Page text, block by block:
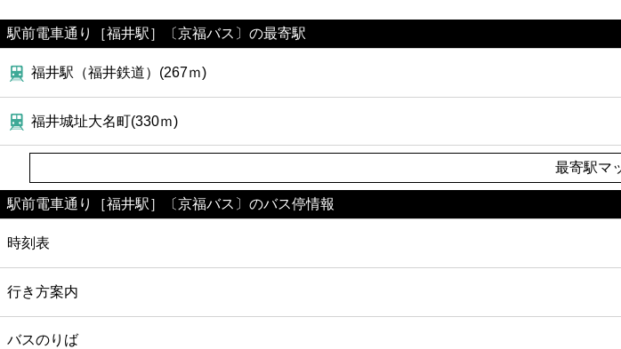
駅前電車通り［福井駅］〔京福バス〕の最寄駅
福井駅（福井鉄道）(267ｍ)
福井城址大名町(330ｍ)
最寄駅マ
駅前電車通り［福井駅］〔京福バス〕のバス停情報
時刻表
行き方案内
バスのりば